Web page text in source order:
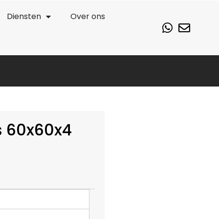
Diensten Over ons
60x60x4